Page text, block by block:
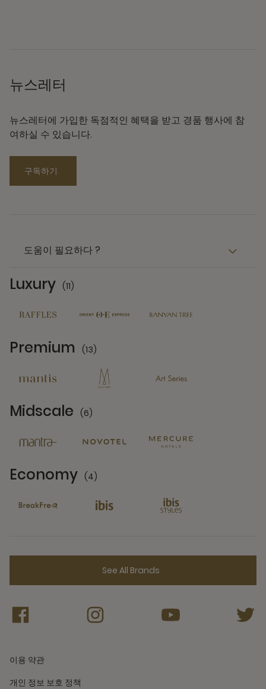
뉴스레터
뉴스레터에 가입한 독점적인 혜택을 받고 경품 행사에 참
여하실 수 있습니다.
구독하기
도움이 필요하다 ?
Luxury (11)
Premium (13)
Midscale (6)
Economy (4)
See All Brands
이용 약관
개인 정보 보호 정책